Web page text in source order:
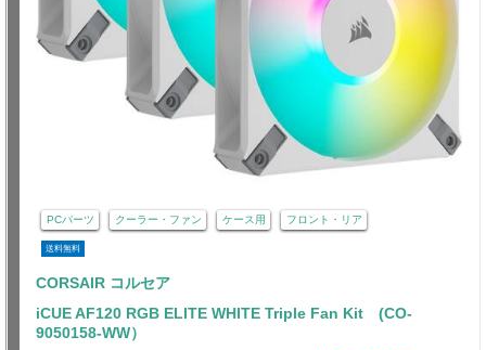
PCパーツ クーラー・ファン ケース用 フロント・リア
送料無料
CORSAIR コルセア
iCUE AF120 RGB ELITE WHITE Triple Fan Kit (CO-
9050158-WW）